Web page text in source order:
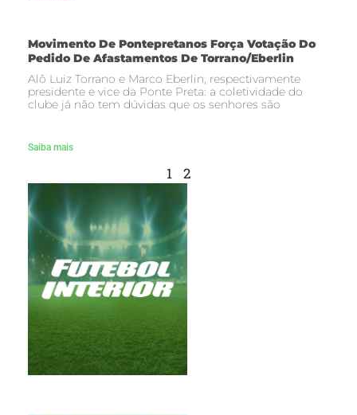
Movimento De Pontepretanos Força Votação Do
Pedido De Afastamentos De Torrano/Eberlin
Alô Luiz Torrano e Marco Eberlin, respectivamente
presidente e vice da Ponte Preta: a coletividade do
clube já não tem dúvidas que os senhores são
Saiba mais
1 2